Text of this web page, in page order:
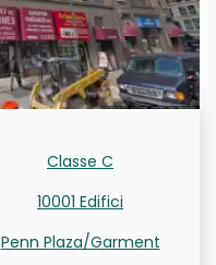
Classe C
10001 Edifici
Penn Plaza/Garment